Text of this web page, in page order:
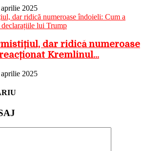
2025
dar ridică numeroase
Kremlinul...
aprilie 2025